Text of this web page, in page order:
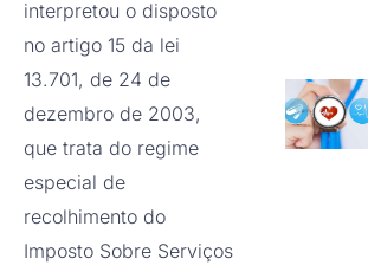
interpretou o disposto
no artigo 15 da lei
13.701, de 24 de
dezembro de 2003,
que trata do regime
especial de
recolhimento do
Imposto Sobre Serviços